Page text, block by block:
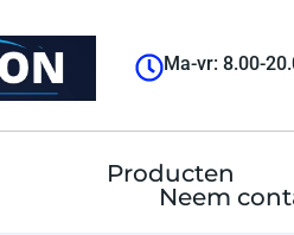
Ma-vr: 8.00-
Producten
Neem